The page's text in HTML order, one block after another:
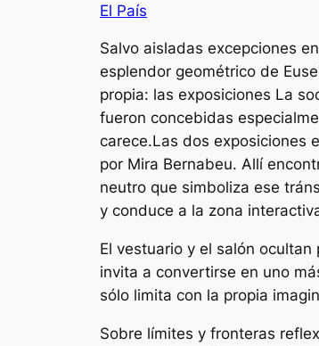
El País
Salvo aisladas excepciones
esplendor geométrico de
propia: las exposiciones La
fueron concebidas
carece.Las dos exposiciones
por Mira Bernabeu. Allí
neutro que simboliza ese
y conduce a la zona
El vestuario y el salón
invita a convertirse en uno
sólo limita con la propia
Sobre límites y fronteras